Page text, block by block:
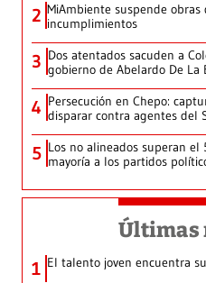
2 MiAmbiente suspende
incumplimientos
3 Dos atentados sacuden a
gobierno de Abelardo De La
4 Persecución en Chepo:
disparar contra agentes del
5 Los no alineados superan
mayoría a los partidos
Últimas
1 El talento joven encuentra